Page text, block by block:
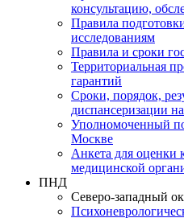
консультацию,
Правила
исследованиям
Правила и сроки
Территориальная
гарантий
Сроки, порядок,
диспансеризации
Уполномоченный
Москве
Анкета для оценки
медицинской
ПНД
Северо-западный